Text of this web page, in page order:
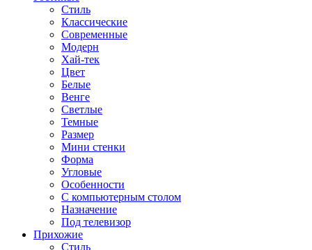
Стиль
Классические
Современные
Модерн
Хай-тек
Цвет
Белые
Венге
Светлые
Темные
Размер
Мини стенки
Форма
Угловые
Особенности
С компьютерным столом
Назначение
Под телевизор
Прихожие
Стиль